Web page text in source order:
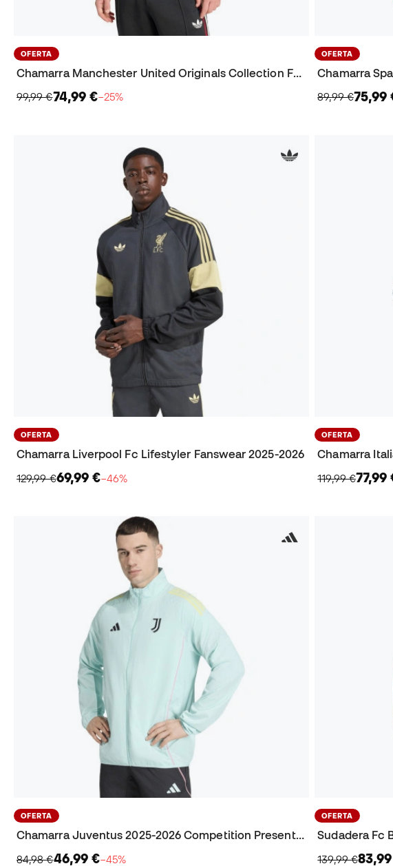
OFERTA
Chamarra Manchester United Originals Collection Fanswear 2025-2026
99,99 €74,99 €−25%
OFERTA
89,99 €75,99
OFERTA
Chamarra Liverpool Fc Lifestyler Fanswear 2025-2026
129,99 €69,99 €−46%
OFERTA
Chamarra
119,99 €77,99
OFERTA
Chamarra Juventus 2025-2026 Competition Presentation
84,98 €46,99 €−45%
OFERTA
Sudadera Fc
139,99 €